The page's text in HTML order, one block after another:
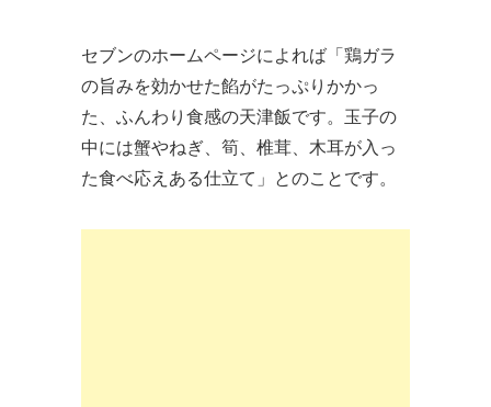
セブンのホームページによれば「鶏ガラ
の旨みを効かせた餡がたっぷりかかっ
た、ふんわり食感の天津飯です。玉子の
中には蟹やねぎ、筍、椎茸、木耳が入っ
た食べ応えある仕立て」とのことです。